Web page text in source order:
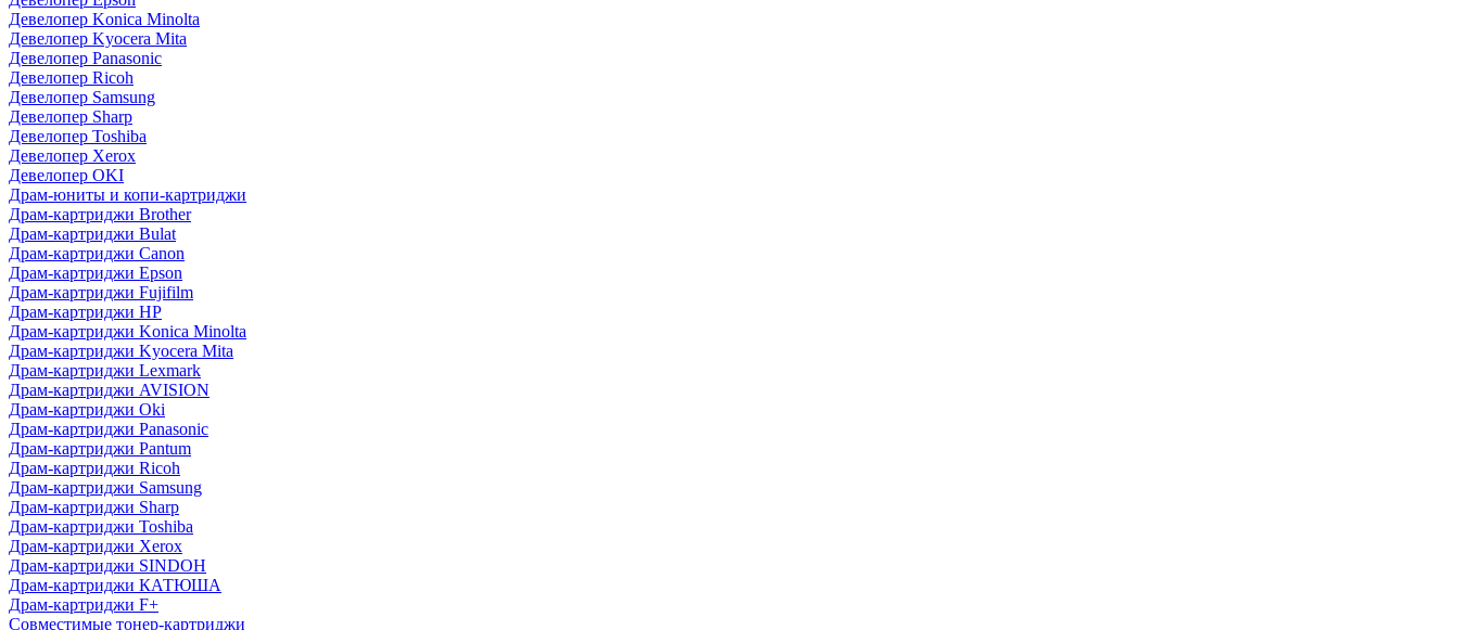
Девелопер Konica Minolta
Девелопер Kyocera Mita
Девелопер Panasonic
Девелопер Ricoh
Девелопер Samsung
Девелопер Sharp
Девелопер Toshiba
Девелопер Xerox
Девелопер OKI
Драм-юниты и копи-картриджи
Драм-картриджи Brother
Драм-картриджи Bulat
Драм-картриджи Canon
Драм-картриджи Epson
Драм-картриджи Fujifilm
Драм-картриджи HP
Драм-картриджи Konica Minolta
Драм-картриджи Kyocera Mita
Драм-картриджи Lexmark
Драм-картриджи AVISION
Драм-картриджи Oki
Драм-картриджи Panasonic
Драм-картриджи Pantum
Драм-картриджи Ricoh
Драм-картриджи Samsung
Драм-картриджи Sharp
Драм-картриджи Toshiba
Драм-картриджи Xerox
Драм-картриджи SINDOH
Драм-картриджи КАТЮША
Драм-картриджи F+
Совместимые тонер-картриджи